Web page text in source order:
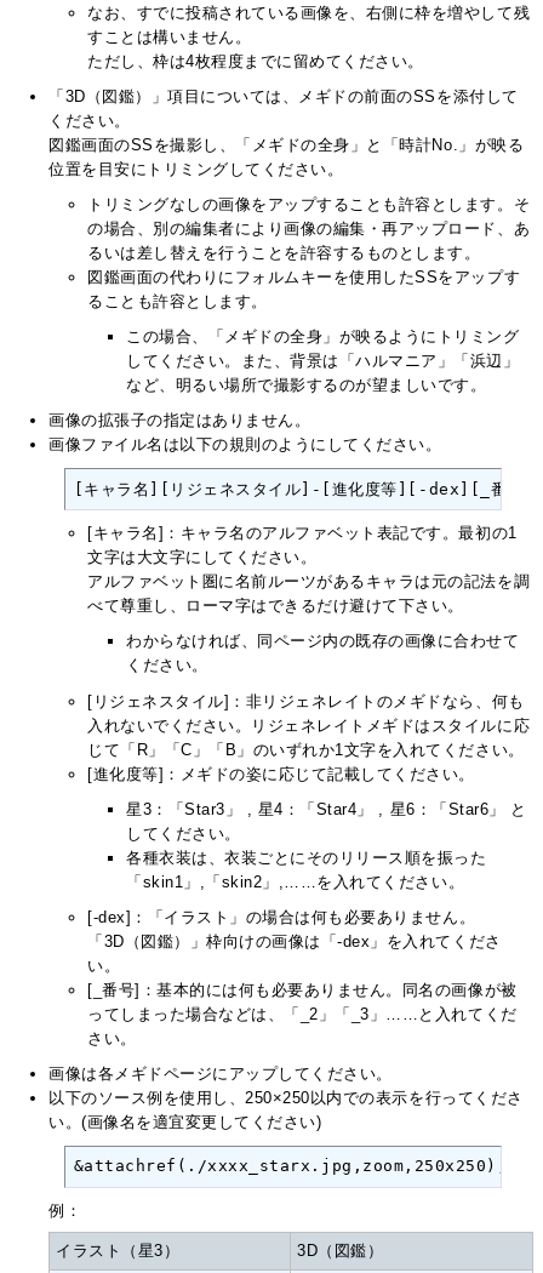
なお、すでに投稿されている画像を、右側に枠を増やして残
すことは構いません。
ただし、枠は4枚程度までに留めてください。
「3D（図鑑）」項目については、メギドの前面のSSを添付して
ください。
図鑑画面のSSを撮影し、「メギドの全身」と「時計No.」が映る
位置を目安にトリミングしてください。
トリミングなしの画像をアップすることも許容とします。そ
の場合、別の編集者により画像の編集・再アップロード、あ
るいは差し替えを行うことを許容するものとします。
図鑑画面の代わりにフォルムキーを使用したSSをアップす
ることも許容とします。
この場合、「メギドの全身」が映るようにトリミング
してください。また、背景は「ハルマニア」「浜辺」
など、明るい場所で撮影するのが望ましいです。
画像の拡張子の指定はありません。
画像ファイル名は以下の規則のようにしてください。
[キャラ名][リジェネスタイル]-[進化度等][-dex][_番号
[キャラ名]：キャラ名のアルファベット表記です。最初の1
文字は大文字にしてください。
アルファベット圏に名前ルーツがあるキャラは元の記法を調
べて尊重し、ローマ字はできるだけ避けて下さい。
わからなければ、同ページ内の既存の画像に合わせて
ください。
[リジェネスタイル]：非リジェネレイトのメギドなら、何も
入れないでください。リジェネレイトメギドはスタイルに応
じて「R」「C」「B」のいずれか1文字を入れてください。
[進化度等]：メギドの姿に応じて記載してください。
星3：「Star3」 , 星4：「Star4」 , 星6：「Star6」 と
してください。
各種衣装は、衣装ごとにそのリリース順を振った
「skin1」,「skin2」,……を入れてください。
[-dex]：「イラスト」の場合は何も必要ありません。
「3D（図鑑）」枠向けの画像は「-dex」を入れてくださ
い。
[_番号]：基本的には何も必要ありません。同名の画像が被
ってしまった場合などは、「_2」「_3」……と入れてくだ
さい。
画像は各メギドページにアップしてください。
以下のソース例を使用し、250×250以内での表示を行ってくださ
い。(画像名を適宜変更してください)
&attachref(./xxxx_starx.jpg,zoom,250x250);
例：
イラスト（星3） 3D（図鑑）